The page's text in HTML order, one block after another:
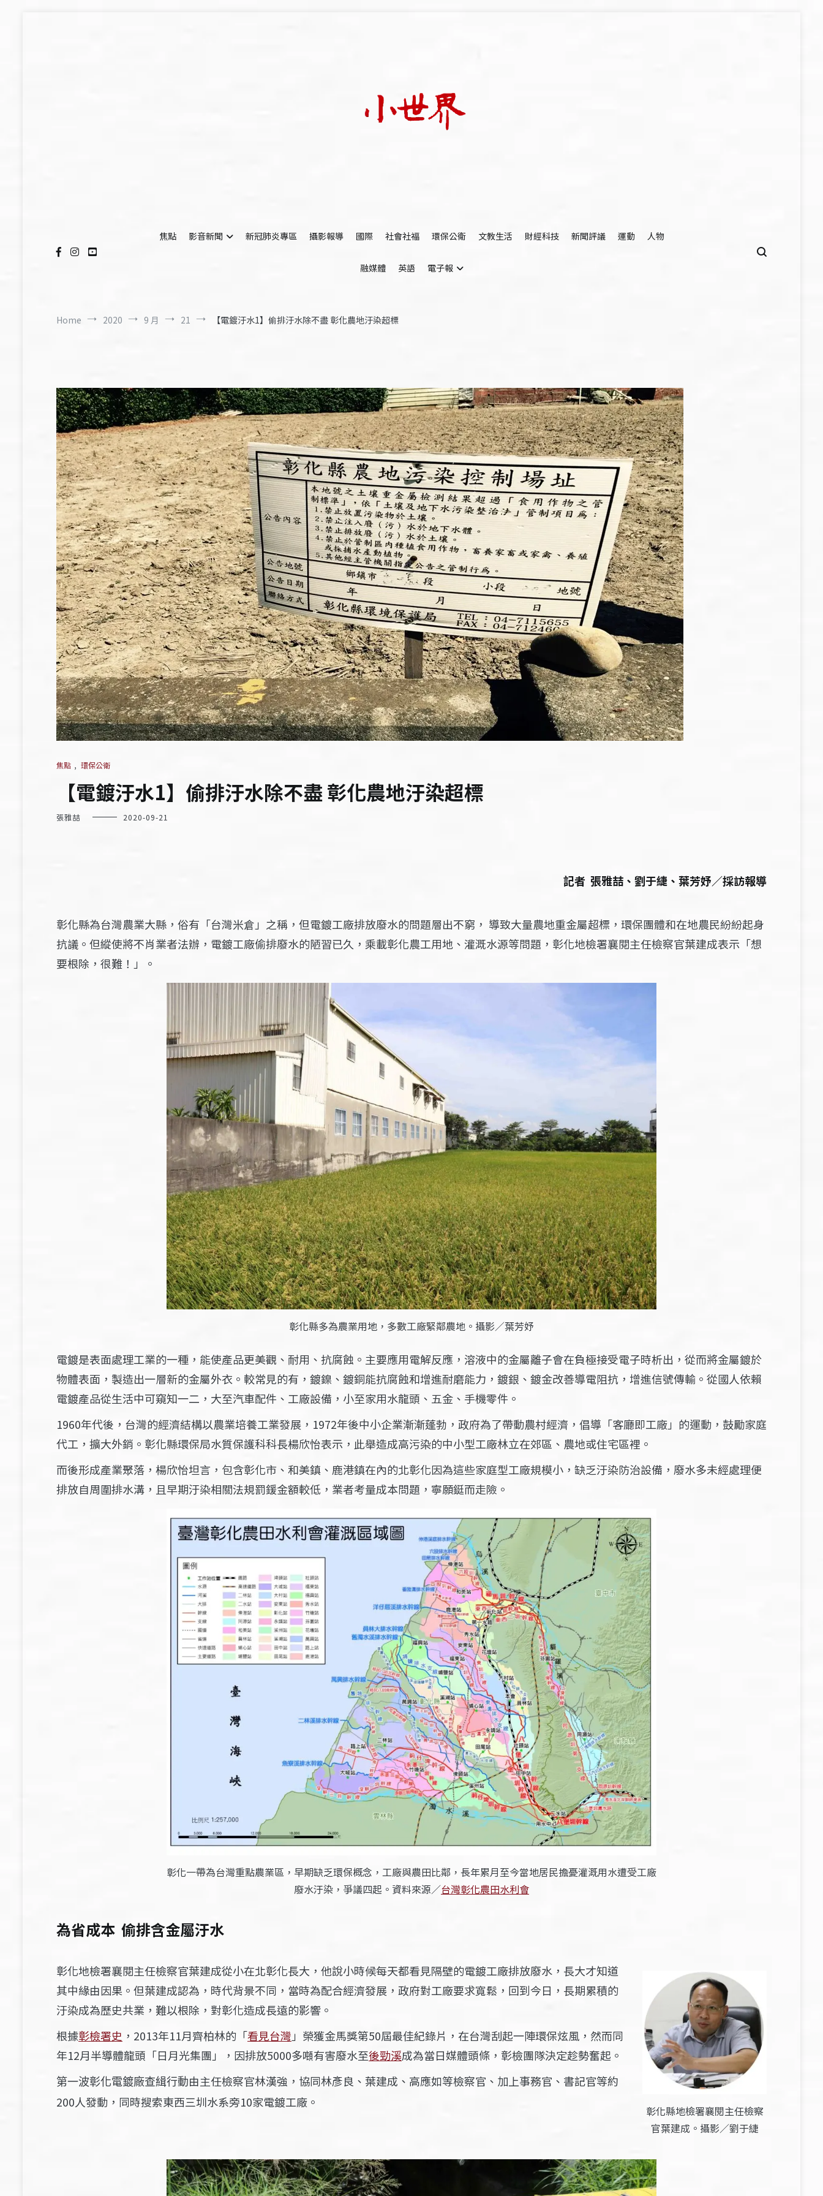
焦點
影音新聞 新冠肺炎專區 攝影報導 國際 社會社福 環保公衛 文教生活 財經科技 新聞評議 運動 人物
融媒體 英語 電子報
Home 2020 9 月 21 【電鍍汙水1】偷排汙水除不盡 彰化農地汙染超標
焦點 , 環保公衛
【電鍍汙水1】偷排汙水除不盡 彰化農地汙染超標
張雅喆 2020-09-21
記者 張雅喆、劉于緁、葉芳妤／採訪報導
彰化縣為台灣農業大縣，俗有「台灣米倉」之稱，但電鍍工廠排放廢水的問題層出不窮， 導致大量農地重金屬超標， 環保團體和在地農民紛紛起身
抗議。但縱使將不肖業者法辦，電鍍工廠偷排廢水的陋習已久，乘載彰化農工用地、灌溉水源等問題，彰化地檢署襄閱主任檢察官葉建成表示「想
要根除，很難！」。
彰化縣多為農業用地，多數工廠緊鄰農地。攝影／葉芳妤
電鍍是表面處理工業的一種，能使產品更美觀、耐用、抗腐蝕。主要應用電解反應，溶液中的金屬離子會在負極接受電子時析出，從而將金屬鍍於
物體表面，製造出一層新的金屬外衣。較常見的有， 鍍鎳、鍍銅能抗腐蝕和增進耐磨能力，鍍銀、鍍金改善導電阻抗，增進信號傳輸。從國人依賴
電鍍產品從生活中可窺知一二，大至汽車配件、工廠設備，小至家用水龍頭、五金、手機零件。
1960年代後，台灣的經濟結構以農業培養工業發展，1972年後中小企業漸漸蓬勃，政府為了帶動農村經濟，倡導「客廳即工廠」的運動，鼓勵家庭
代工，擴大外銷。彰化縣環保局水質保護科科長楊欣怡表示，此舉造成高污染的中小型工廠林立在郊區、農地或住宅區裡。
而後形成產業聚落，楊欣怡坦言，包含彰化市、和美鎮、鹿港鎮在內的北彰化因為這些家庭型工廠規模小，缺乏汙染防治設備，廢水多未經處理便
排放自周圍排水溝，且早期汙染相關法規罰鍰金額較低，業者考量成本問題，寧願鋌而走險。
彰化一帶為台灣重點農業區，早期缺乏環保概念，工廠與農田比鄰，長年累月至今當地居民擔憂灌溉用水遭受工廠
廢水汙染，爭議四起。資料來源／台灣彰化農田水利會
為省成本 偷排含金屬汙水
彰化縣地檢署襄閱主任檢察
官葉建成。攝影／劉于緁
彰化地檢署襄閱主任檢察官葉建成從小在北彰化長大，他說小時候每天都看見隔壁的電鍍工廠排放廢水，長大才知道
其中緣由因果。但葉建成認為，時代背景不同，當時為配合經濟發展，政府對工廠要求寬鬆，回到今日，長期累積的
汙染成為歷史共業，難以根除，對彰化造成長遠的影響。
根據彰檢署史 ，2013年11月齊柏林的「看見台灣 」榮獲金馬獎第50屆最佳紀錄片，在台灣刮起一陣環保炫風，然而同
年12月半導體龍頭「日月光集團」，因排放5000多噸有害廢水至後勁溪成為當日媒體頭條，彰檢團隊決定趁勢奮起。
第一波彰化電鍍廠查緝行動由主任檢察官林漢強，協同林彥良、葉建成、高應如等檢察官、加上事務官、書記官等約
200人發動，同時搜索東西三圳水系旁10家電鍍工廠。